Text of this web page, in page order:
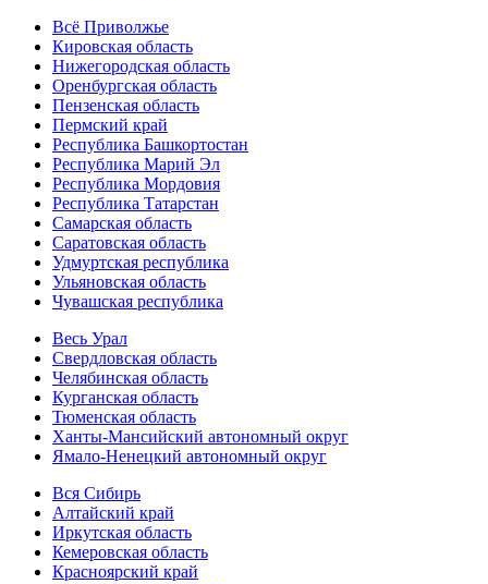
Всё Приволжье
Кировская область
Нижегородская область
Оренбургская область
Пензенская область
Пермский край
Республика Башкортостан
Республика Марий Эл
Республика Мордовия
Республика Татарстан
Самарская область
Саратовская область
Удмуртская республика
Ульяновская область
Чувашская республика
Весь Урал
Свердловская область
Челябинская область
Курганская область
Тюменская область
Ханты-Мансийский автономный округ
Ямало-Ненецкий автономный округ
Вся Сибирь
Алтайский край
Иркутская область
Кемеровская область
Красноярский край